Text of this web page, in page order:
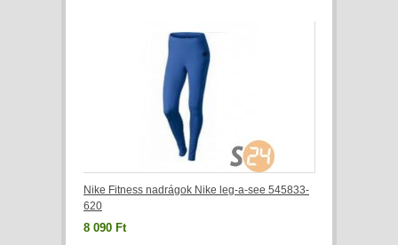
Nike Fitness nadrágok Nike leg-a-see 545833-
620
8 090 Ft